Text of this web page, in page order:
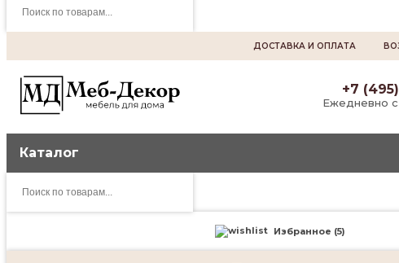
товаров
ДОСТАВКА И ОПЛАТА
+7
Ежедневно
Каталог
товаров
Избранное (5)